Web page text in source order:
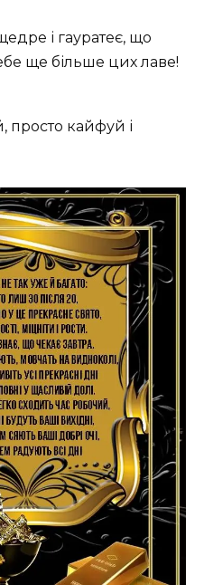
і гауратеє, що
ще більше цих лаве!
просто кайфуй і